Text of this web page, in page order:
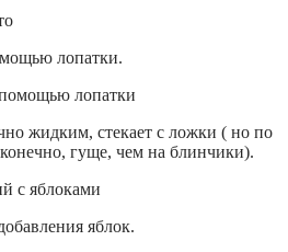
лопатки.
жидким, стекает с ложки ( но по
гуще, чем на блинчики).
яблок.